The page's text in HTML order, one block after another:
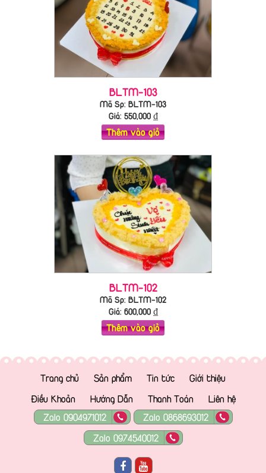
BLTM-103
Mã Sp: BLTM-103
Giá: 550,000₫
Thêm vào giỏ
BLTM-102
Mã Sp: BLTM-102
Giá: 600,000₫
Thêm vào giỏ
Trang chủ Sản phẩm Tin tức
Giới thiệu
Điều Khoản
Hướng Dẫn Thanh Toán
Liên hệ
Zalo 0904971012
Zalo 0868693012
Zalo 0974540012